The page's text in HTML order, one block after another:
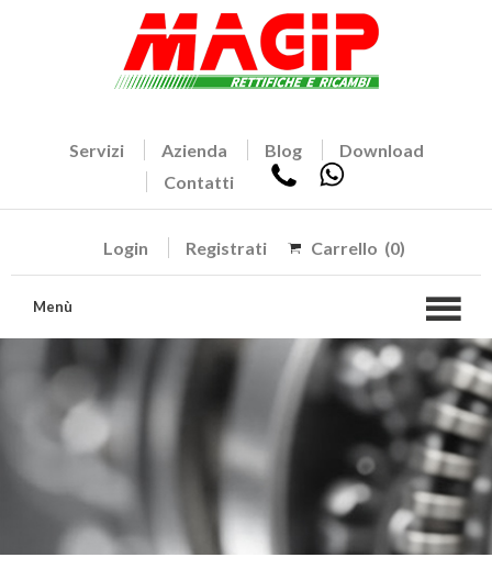
Servizi Azienda Blog
Download
Contatti
Login Registrati Carrello (0)
Menù